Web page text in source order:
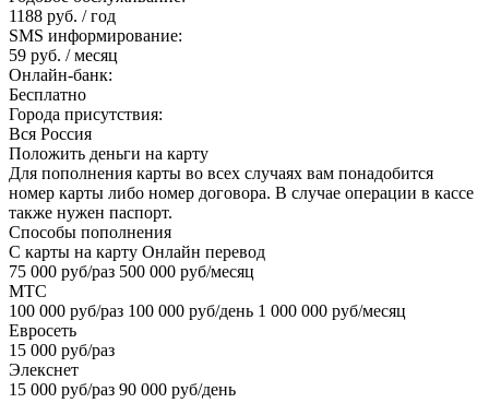
1188 руб. / год
SMS информирование:
59 руб. / месяц
Онлайн-банк:
Бесплатно
Города присутствия:
Вся Россия
Положить деньги на карту
Для пополнения карты во всех случаях вам понадобится
номер карты либо номер договора. В случае операции в кассе
также нужен паспорт.
Способы пополнения
С карты на карту Онлайн перевод
75 000 руб/раз 500 000 руб/месяц
МТС
100 000 руб/раз 100 000 руб/день 1 000 000 руб/месяц
Евросеть
15 000 руб/раз
Элекснет
15 000 руб/раз 90 000 руб/день